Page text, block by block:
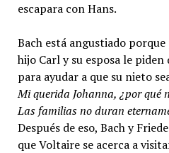
escapara con Hans.
Bach está angustiado
hijo Carl y su esposa le piden
para ayudar a que su nieto
Mi querida Johanna, ¿por qué
Las familias no duran
Después de eso, Bach y
que Voltaire se acerca a